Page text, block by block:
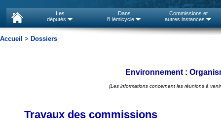
Les
députés
Dans
l'Hémicycle
Commissions et
autres instances
Accueil > Dossiers
Environnement :
(Les informations concernant les réunions à
Travaux des commissions